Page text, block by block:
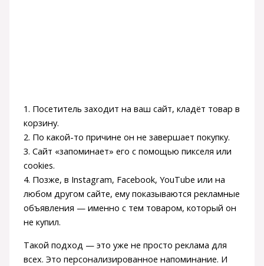
1. Посетитель заходит на ваш сайт, кладёт товар в
корзину.
2. По какой-то причине он не завершает покупку.
3. Сайт «запоминает» его с помощью пикселя или
cookies.
4. Позже, в Instagram, Facebook, YouTube или на
любом другом сайте, ему показываются рекламные
объявления — именно с тем товаром, который он
не купил.
Такой подход — это уже не просто реклама для
всех. Это персонализированное напоминание. И